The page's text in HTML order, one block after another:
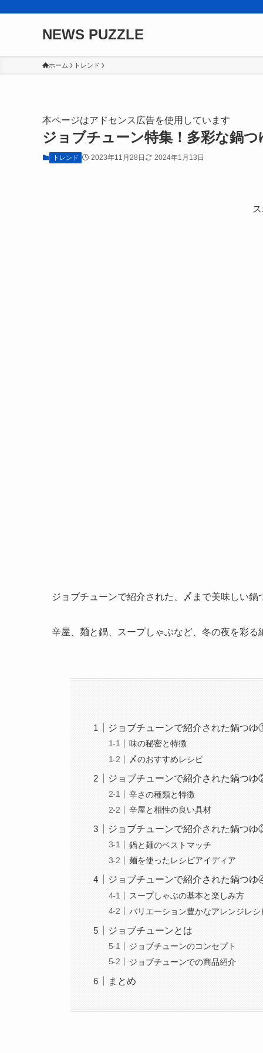
NEWS PUZZLE
ホーム トレンド
本ページはアドセンス広告を使用しています
ジョブチューン特集！多彩な鍋
トレンド 2023年11月28日 2024年1月13日
ジョブチューンで紹介された、〆まで美味しい
辛屋、麺と鍋、スープしゃぶなど、冬の夜を彩
ジョブチューンで紹介された鍋つ
味の秘密と特徴
〆のおすすめレシピ
ジョブチューンで紹介された鍋つ
辛さの種類と特徴
辛屋と相性の良い具材
ジョブチューンで紹介された鍋つ
鍋と麺のベストマッチ
麺を使ったレシピアイディア
ジョブチューンで紹介された鍋つ
スープしゃぶの基本と楽しみ方
バリエーション豊かなアレンジレシ
ジョブチューンとは
ジョブチューンのコンセプト
ジョブチューンでの商品紹介
まとめ